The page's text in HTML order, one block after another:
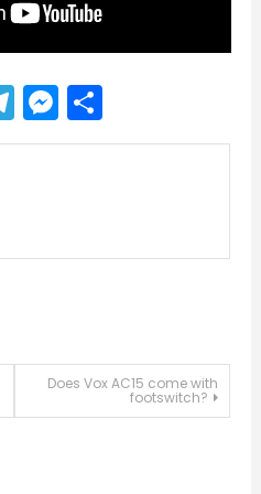
Telegram
Messenger
Share
Does Vox AC15 come with
footswitch?